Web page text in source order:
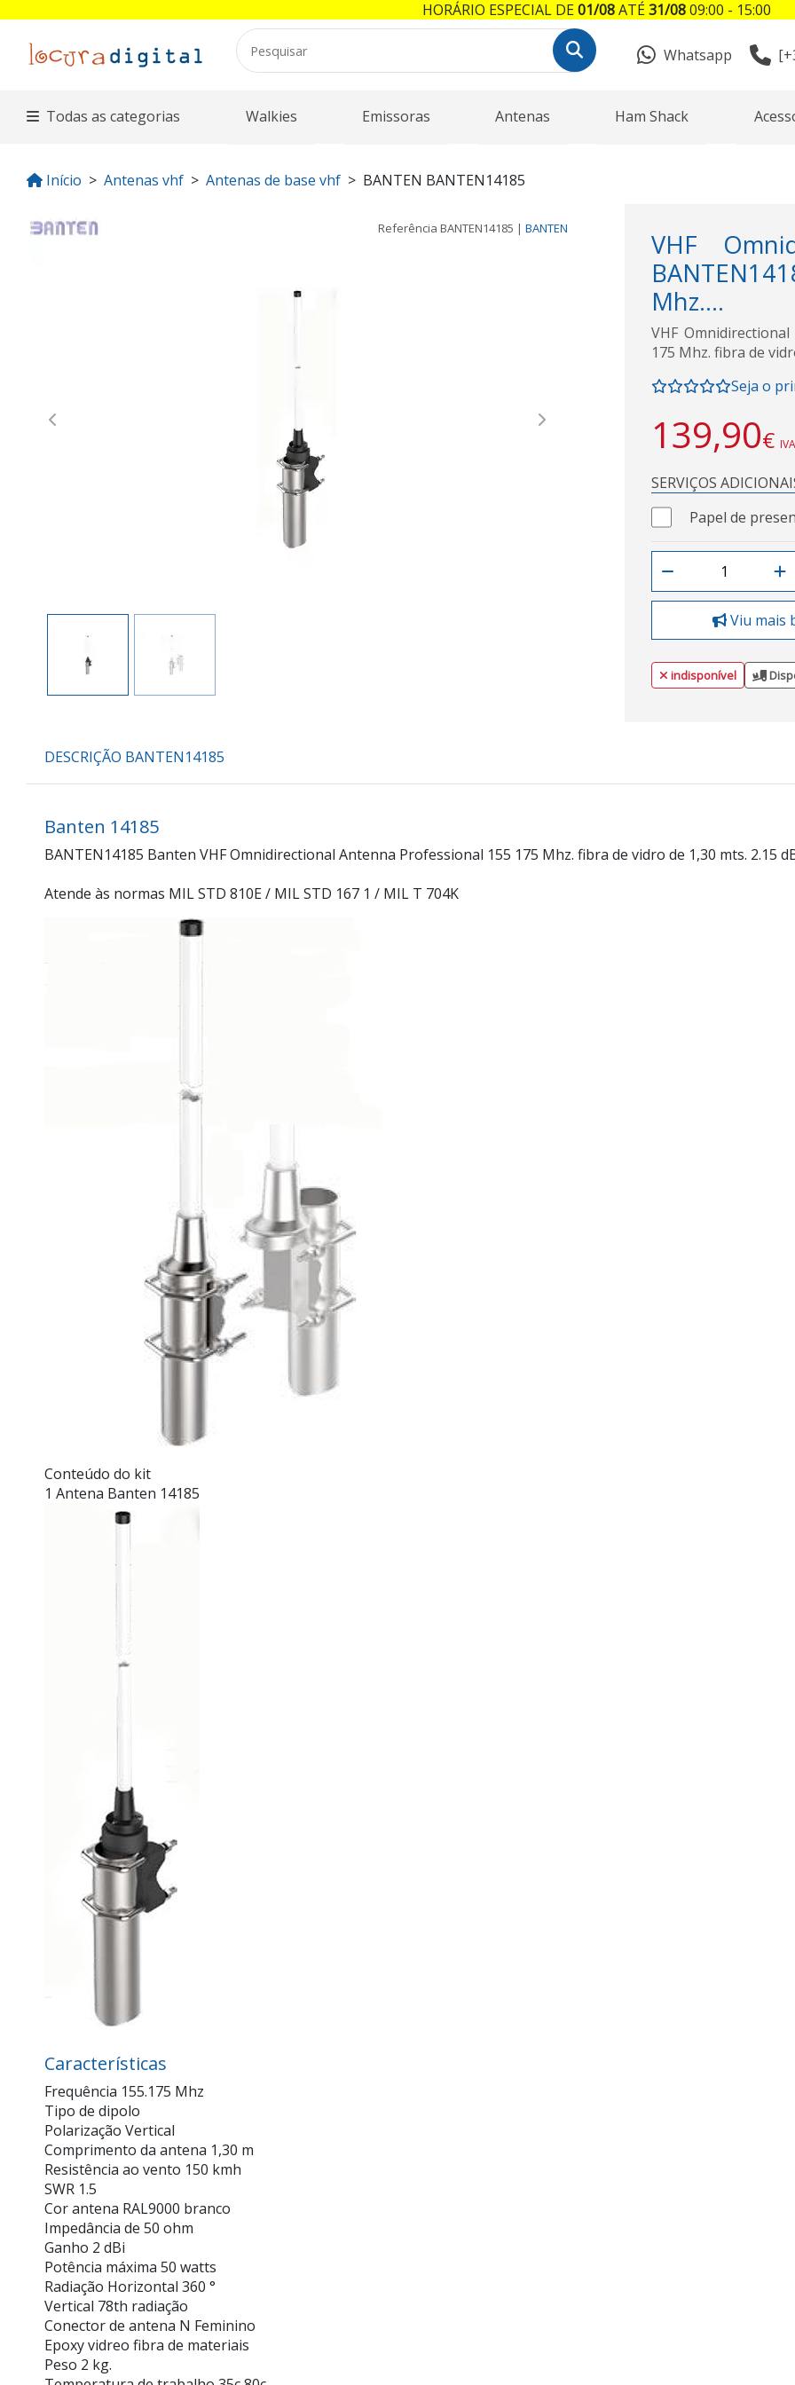
Whatsapp
Todas as categorias Walkies Emissoras Antenas Ham Shack
Início Antenas vhf Antenas de base vhf BANTEN BANTEN14185
Referência BANTEN14185 | BANTEN
Previous Next
VHF
Mhz....
VHF
175 Mhz. fibra de
Seja o
139,90€
SERVIÇOS
Papel de
Viu mais
indisponível
DESCRIÇÃO BANTEN14185
Banten 14185
BANTEN14185 Banten VHF Omnidirectional Antenna Professional 155 175 Mhz. fibra de vidro de 1,30 mts. 2.15
Atende às normas MIL STD 810E / MIL STD 167 1 / MIL T 704K
Conteúdo do kit
1 Antena Banten 14185
Características
Frequência 155.175 Mhz
Tipo de dipolo
Polarização Vertical
Comprimento da antena 1,30 m
Resistência ao vento 150 kmh
SWR 1.5
Cor antena RAL9000 branco
Impedância de 50 ohm
Ganho 2 dBi
Potência máxima 50 watts
Radiação Horizontal 360 °
Vertical 78th radiação
Conector de antena N Feminino
Epoxy vidreo fibra de materiais
Peso 2 kg.
HORÁRIO ESPECIAL DE01/08ATÉ31/0809:00 - 15:00